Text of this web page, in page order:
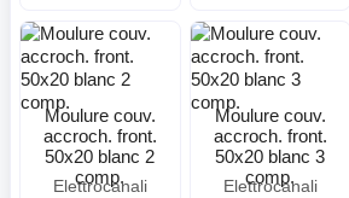
Moulure couv.
accroch. front.
50x20 blanc 2
comp.
Elettrocanali
Moulure couv.
accroch. front.
50x20 blanc 3
comp.
Elettrocanali